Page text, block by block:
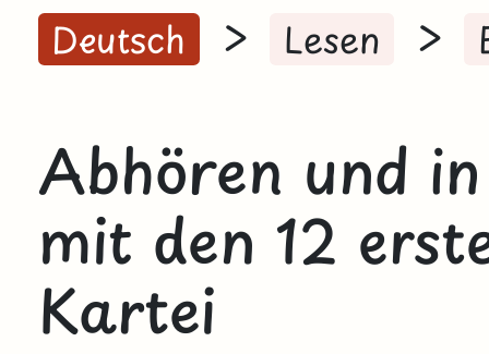
Deutsch > Lesen >
Abhören und
mit den 12
Kartei